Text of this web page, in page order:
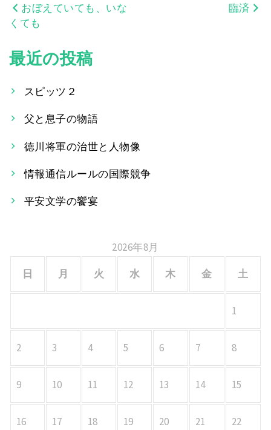
投
ナ
ビ
シ
ョ
ン
おぼえていても、いな
くても
臨済
最近の投稿
スピッツ２
父と息子の物語
徳川将軍の治世と人物像
情報通信ルールの国際競争
平安文学の饗宴
2026年8月
日
月 火 水 木 金 土
1
2 3 4 5 6 7 8
9 10 11 12 13 14 15
16 17 18 19 20 21 22